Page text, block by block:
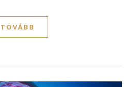
TOVÁBB